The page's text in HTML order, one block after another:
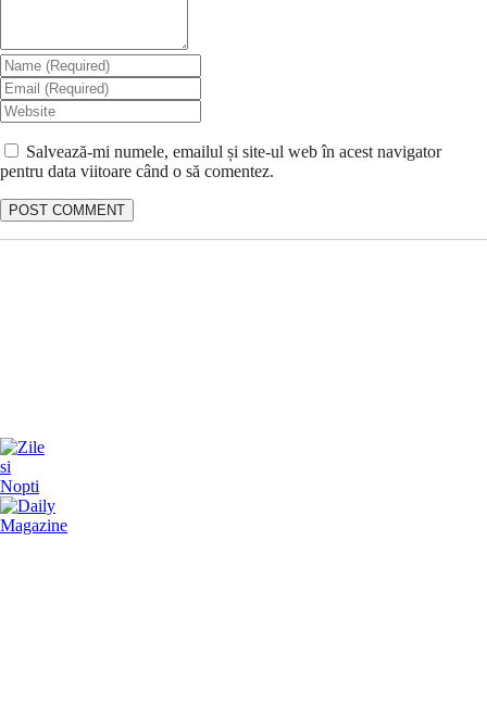
Salvează-mi numele, emailul și site-ul web în acest navigator
pentru data viitoare când o să comentez.